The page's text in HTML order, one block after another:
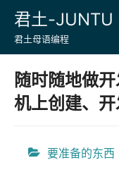
Skip君土-JUNTU
君土母语编程
随时随地做
机上创建、
要准备的东西